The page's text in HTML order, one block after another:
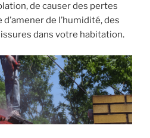
de causer des pertes
de l’humidité, des
dans votre habitation.